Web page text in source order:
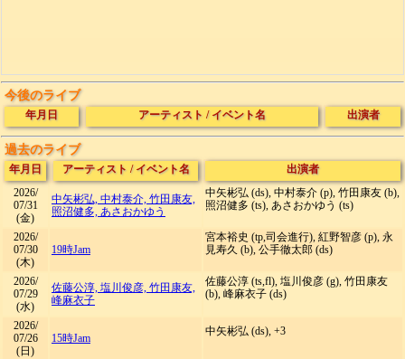
今後のライブ
年月日 アーティスト / イベント名 出演者
過去のライブ
年月日 アーティスト / イベント名
出演者
2026/
07/31
(金)
中矢彬弘, 中村泰介, 竹田康友,
照沼健多, あさおかゆう
中矢彬弘 (ds), 中村泰介 (p), 竹田康友 (b),
照沼健多 (ts), あさおかゆう (ts)
2026/
07/30
(木)
19時Jam
宮本裕史 (tp,司会進行), 紅野智彦 (p), 永
見寿久 (b), 公手徹太郎 (ds)
2026/
07/29
(水)
佐藤公淳, 塩川俊彦, 竹田康友,
峰麻衣子
佐藤公淳 (ts,fl), 塩川俊彦 (g), 竹田康友
(b), 峰麻衣子 (ds)
2026/
07/26
(日)
15時Jam
中矢彬弘 (ds), +3